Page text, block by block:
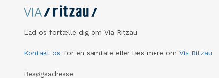
Lad os fortælle dig om Via Ritzau
Kontakt os for en samtale eller læs mere om Via Ritzau
Besøgsadresse